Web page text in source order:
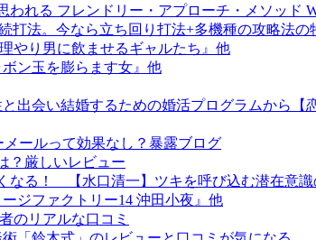
れる フレンドリー・アプローチ・メソッド
打法。今なら立ち回り打法+多機種の攻略法
やり男に飲ませるギャルたち』他
ン玉を膨らます女』他
出会い結婚するための婚活プログラムから
ールって効果なし？暴露ブログ
？厳しいレビュー
なる！ 【水口清一】ツキを呼び込む潜在意
ジファクトリー14 沖田小夜』他
のリアルな口コミ